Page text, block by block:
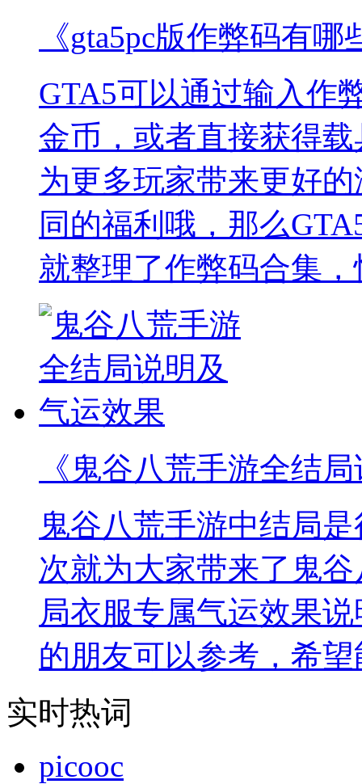
《gta5pc版作弊码有哪
GTA5可以通过输入作
金币，或者直接获得
为更多玩家带来更好
同的福利哦，那么
就整理了作弊码合集
《鬼谷八荒手游全结
鬼谷八荒手游中结局
次就为大家带来了鬼
局衣服专属气运效果
的朋友可以参考，希
实时热词
picooc